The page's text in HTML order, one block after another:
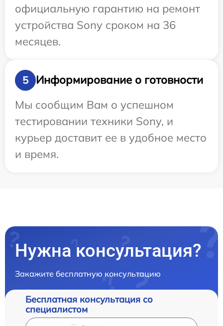
официальную гарантию на ремонт
устройства Sony сроком на 36
месяцев.
5
Информирование о готовности
Мы сообщим Вам о успешном
тестировании техники Sony, и
курьер доставит ее в удобное место
и время.
Нужна консультация?
Закажите бесплатную консультацию
Бесплатная консультация со
специалистом